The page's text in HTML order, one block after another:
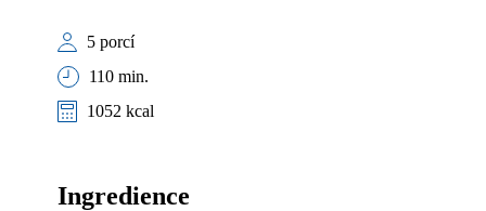
5 porcí
110 min.
1052 kcal
Ingredience